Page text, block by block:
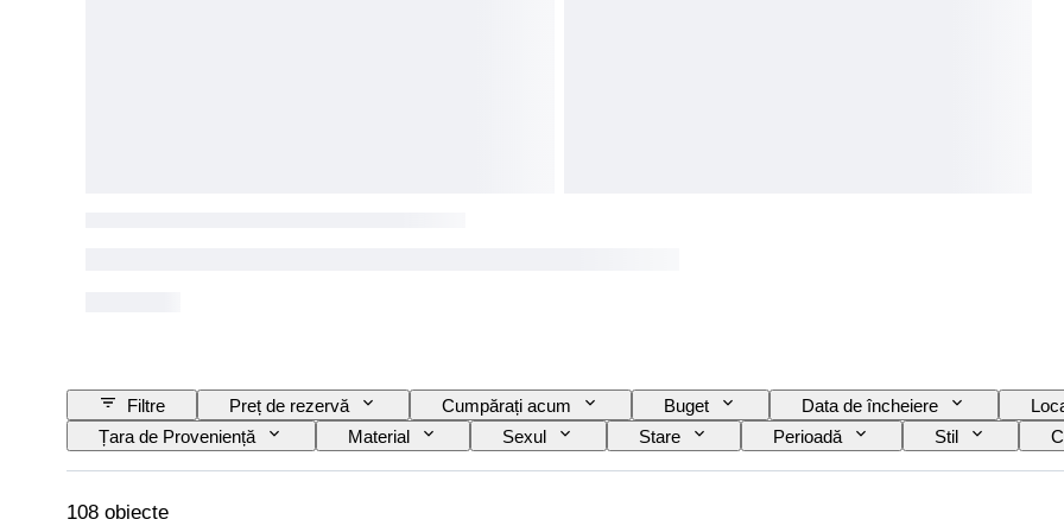
Filtre Preț de rezervă Cumpărați acum Buget Data de încheiere
Țara de Proveniență
Material Sexul Stare Perioadă Stil
Mărime articol
Model Mărimea la pantofi
108 obiecte